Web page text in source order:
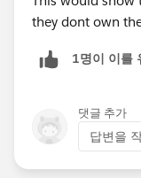
they dont own
1명이 이를
댓글 추가
답변을